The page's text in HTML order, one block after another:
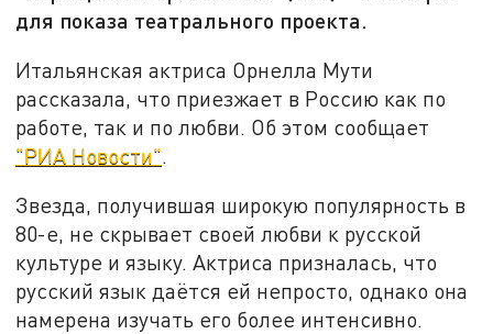
для показа театрального проекта.
Итальянская актриса Орнелла Мути
рассказала, что приезжает в Россию как по
работе, так и по любви. Об этом сообщает
"РИА Новости".
Звезда, получившая широкую популярность в
80-е, не скрывает своей любви к русской
культуре и языку. Актриса призналась, что
русский язык даётся ей непросто, однако она
намерена изучать его более интенсивно.